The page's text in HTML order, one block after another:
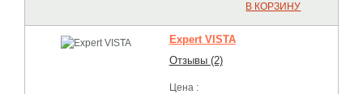
В КОРЗИНУ
Expert VISTA
Отзывы (2)
Цена :